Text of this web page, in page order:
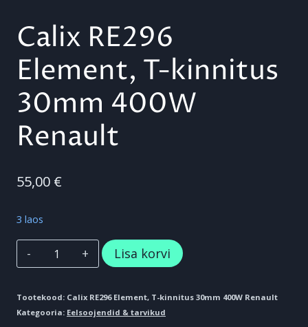
Calix RE296
Element, T-kinnitus
30mm 400W
Renault
55,00 €
3 laos
Calix
RE296
Element,
T-
Lisa korvi
Tootekood: Calix RE296 Element, T-kinnitus 30mm 400W Renault
Kategooria: Eelsoojendid & tarvikud